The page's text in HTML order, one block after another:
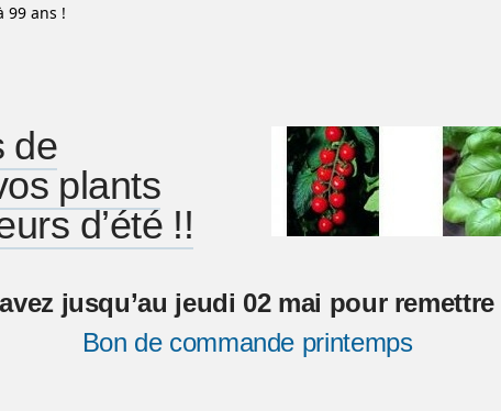
99 ans !
de
plants
d’été !!
jusqu’au jeudi 02 mai pour
Bon de commande printemps